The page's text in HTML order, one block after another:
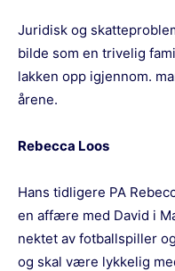
Juridisk og
bilde som en trivelig
lakken opp igjennom.
årene.
Rebecca Loos
Hans tidligere PA
en affære med David i
nektet av fotballspiller
og skal være lykkelig